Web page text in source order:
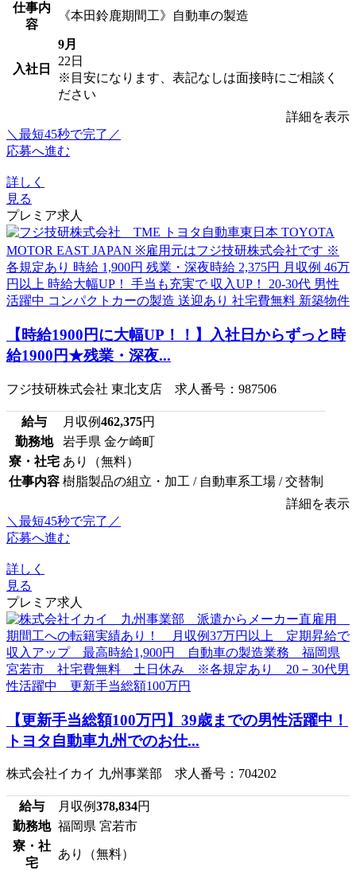
仕事内
容
《本田鈴鹿期間工》自動車の製造
入社日
9月
22日
※目安になります、表記なしは面接時にご相談く
ださい
詳細を表示
＼最短45秒で完了／
応募へ進む
詳しく
見る
プレミア求人
【時給1900円に大幅UP！！】入社日からずっと時
給1900円★残業・深夜...
フジ技研株式会社 東北支店 求人番号：987506
給与 月収例462,375円
勤務地
岩手県 金ケ崎町
寮・社宅 あり（無料）
仕事内容 樹脂製品の組立・加工 / 自動車系工場 / 交替制
詳細を表示
＼最短45秒で完了／
応募へ進む
詳しく
見る
プレミア求人
【更新手当総額100万円】39歳までの男性活躍中！
トヨタ自動車九州でのお仕...
株式会社イカイ 九州事業部 求人番号：704202
給与 月収例378,834円
勤務地 福岡県 宮若市
寮・社
宅
あり（無料）